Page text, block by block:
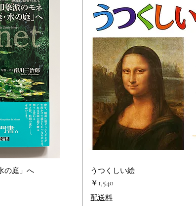
ュー
の庭」へ うつくしい絵
価格
￥1,540
配送料